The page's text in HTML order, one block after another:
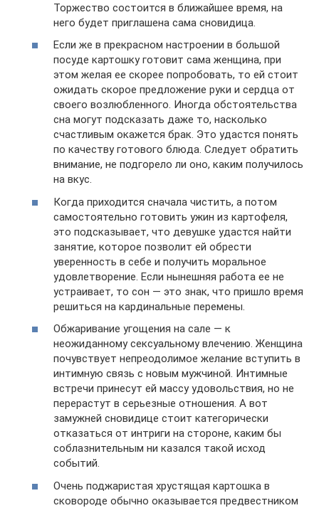
Торжество состоится в ближайшее время, на
него будет приглашена сама сновидица.
Если же в прекрасном настроении в большой
посуде картошку готовит сама женщина, при
этом желая ее скорее попробовать, то ей стоит
ожидать скорое предложение руки и сердца от
своего возлюбленного. Иногда обстоятельства
сна могут подсказать даже то, насколько
счастливым окажется брак. Это удастся понять
по качеству готового блюда. Следует обратить
внимание, не подгорело ли оно, каким получилось
на вкус.
Когда приходится сначала чистить, а потом
самостоятельно готовить ужин из картофеля,
это подсказывает, что девушке удастся найти
занятие, которое позволит ей обрести
уверенность в себе и получить моральное
удовлетворение. Если нынешняя работа ее не
устраивает, то сон — это знак, что пришло время
решиться на кардинальные перемены.
Обжаривание угощения на сале — к
неожиданному сексуальному влечению. Женщина
почувствует непреодолимое желание вступить в
интимную связь с новым мужчиной. Интимные
встречи принесут ей массу удовольствия, но не
перерастут в серьезные отношения. А вот
замужней сновидице стоит категорически
отказаться от интриги на стороне, каким бы
соблазнительным ни казался такой исход
событий.
Очень поджаристая хрустящая картошка в
сковороде обычно оказывается предвестником